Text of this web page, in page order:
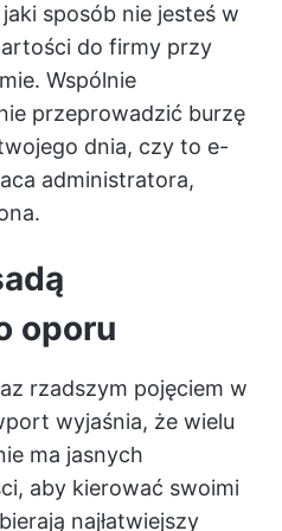
sposób nie jesteś w
do firmy przy
Wspólnie
przeprowadzić burzę
dnia, czy to e-
administratora,
oporu
rzadszym pojęciem w
wyjaśnia, że wielu
ma jasnych
aby kierować swoimi
najłatwiejszy